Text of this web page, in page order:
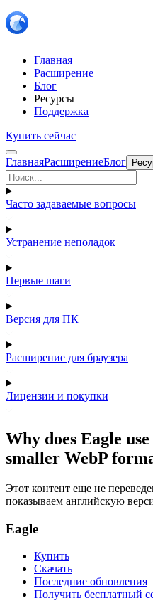
Главная
Расширение
Блог
Ресурсы
Поддержка
Купить сейчас
ГлавнаяРасширениеБлог
Часто задаваемые вопросы
Устранение неполадок
Первые шаги
Версия для ПК
Расширение для браузера
Лицензии и покупки
Why does Eagle
smaller WebP
Этот контент еще не
показываем английскую
Eagle
Купить
Скачать
Последние обновления
Получить бесплатный